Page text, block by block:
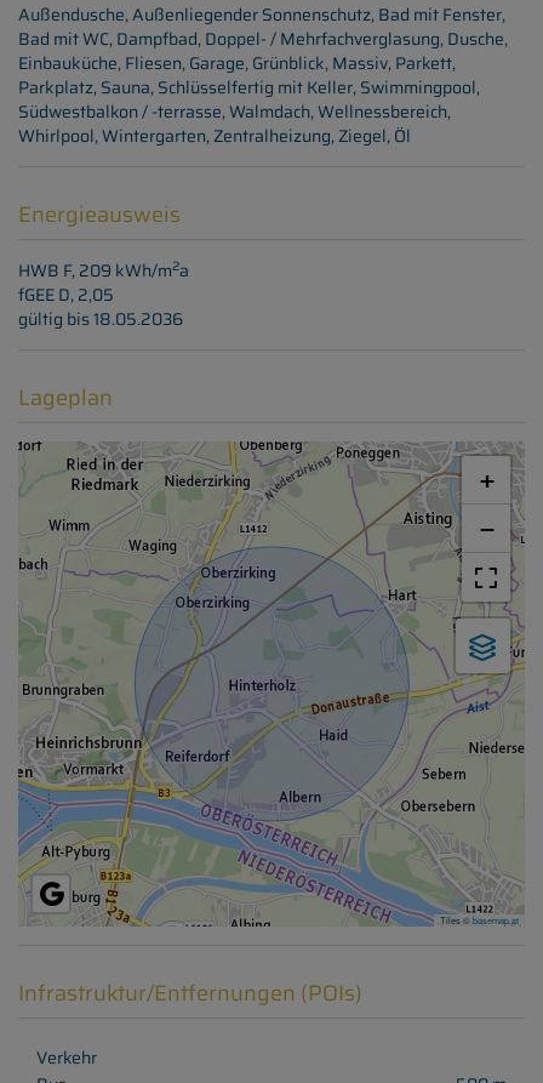
Außendusche Außenliegender Sonnenschutz Bad mit Fenster
Bad mit WC Dampfbad Doppel- / Mehrfachverglasung Dusche
Einbauküche Fliesen Garage Grünblick Massiv Parkett
Parkplatz Sauna Schlüsselfertig mit Keller Swimmingpool
Südwestbalkon / -terrasse Walmdach Wellnessbereich
Whirlpool Wintergarten Zentralheizung Ziegel Öl
Energieausweis
HWB F, 209 kWh/m2a
fGEED, 2,05
gültig bis18.05.2036
Lageplan
+
−
Tiles ©basemap.at
Infrastruktur/Entfernungen (POIs)
Verkehr